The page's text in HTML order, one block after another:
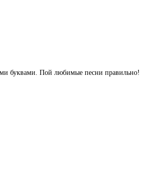
буквами. Пой любимые песни правильно!